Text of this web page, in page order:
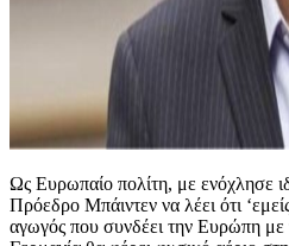
Ως Ευρωπαίο πολίτη, με ενόχλησε
Πρόεδρο Μπάιντεν να λέει ότι
αγωγός που συνδέει την Ευρώπη